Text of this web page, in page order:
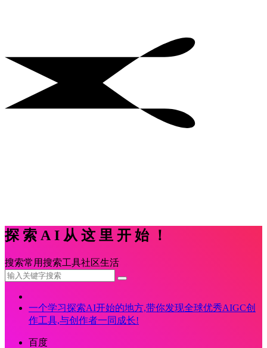
探索AI从这里开始！
搜索常用搜索工具社区生活
一个学习探索AI开始的地方,带你发现全球优秀AIGC创
作工具,与创作者一同成长!
百度